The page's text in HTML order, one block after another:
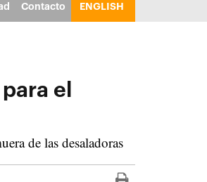
Contacto ENGLISH
el
de las desaladoras